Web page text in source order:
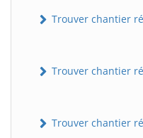
Trouver chantier
Trouver chantier
Trouver chantier